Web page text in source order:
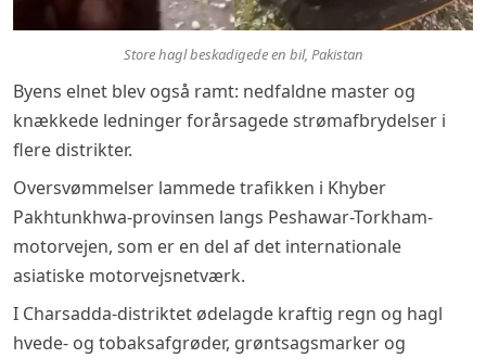
Store hagl beskadigede en bil, Pakistan
Byens elnet blev også ramt: nedfaldne master og
knækkede ledninger forårsagede strømafbrydelser i
flere distrikter.
Oversvømmelser lammede trafikken i Khyber
Pakhtunkhwa-provinsen langs Peshawar-Torkham-
motorvejen, som er en del af det internationale
asiatiske motorvejsnetværk.
I Charsadda-distriktet ødelagde kraftig regn og hagl
hvede- og tobaksafgrøder, grøntsagsmarker og